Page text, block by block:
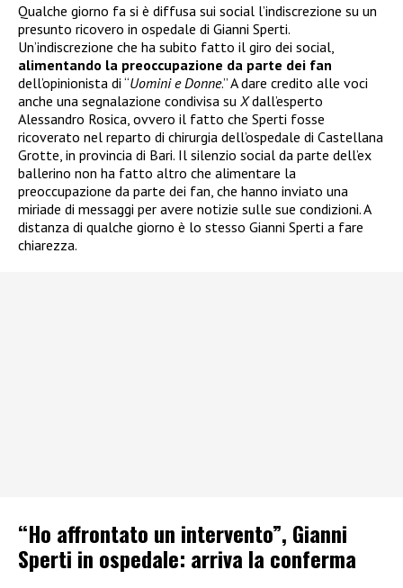
Qualche giorno fa si è diffusa sui social l’indiscrezione su un
presunto ricovero in ospedale di Gianni Sperti.
Un’indiscrezione che ha subito fatto il giro dei social,
alimentando la preoccupazione da parte dei fan
dell’opinionista di “Uomini e Donne.” A dare credito alle voci
anche una segnalazione condivisa su Xdall’esperto
Alessandro Rosica, ovvero il fatto che Sperti fosse
ricoverato nel reparto di chirurgia dell’ospedale di Castellana
Grotte, in provincia di Bari. Il silenzio social da parte dell’ex
ballerino non ha fatto altro che alimentare la
preoccupazione da parte dei fan, che hanno inviato una
miriade di messaggi per avere notizie sulle sue condizioni. A
distanza di qualche giorno è lo stesso Gianni Sperti a fare
chiarezza.
“Ho affrontato un intervento”, Gianni
Sperti in ospedale: arriva la conferma